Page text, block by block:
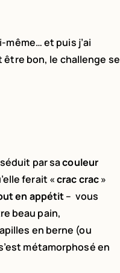
même… et puis j’ai
être bon, le challenge se
par sacouleur
ferait «crac crac»
en appétit– vous
beau pain,
en berne (ou
métamorphosé en